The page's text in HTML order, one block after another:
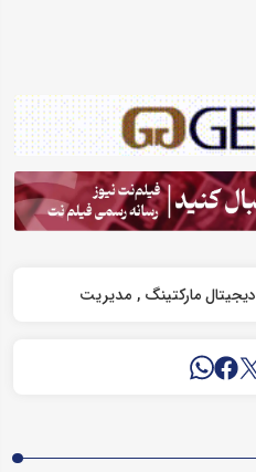
دیجیتال مارکتینگ مدیریت